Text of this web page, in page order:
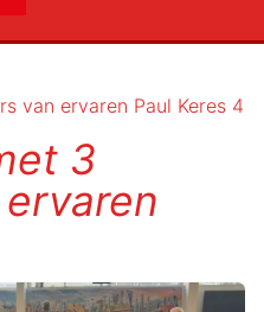
van ervaren Paul Keres 4
3